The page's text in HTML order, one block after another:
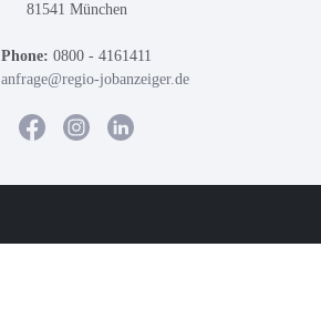
81541 München
Phone: 0800 - 4161411
anfrage@regio-jobanzeiger.de